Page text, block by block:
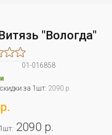
"Вологда"
01-016858
за 1шт: 2090 р.
2090 р.